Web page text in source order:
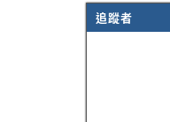
追蹤者